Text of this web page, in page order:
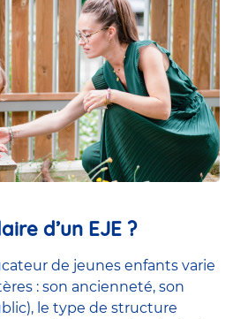
d’un EJE ?
de jeunes enfants varie
: son ancienneté, son
le type de structure